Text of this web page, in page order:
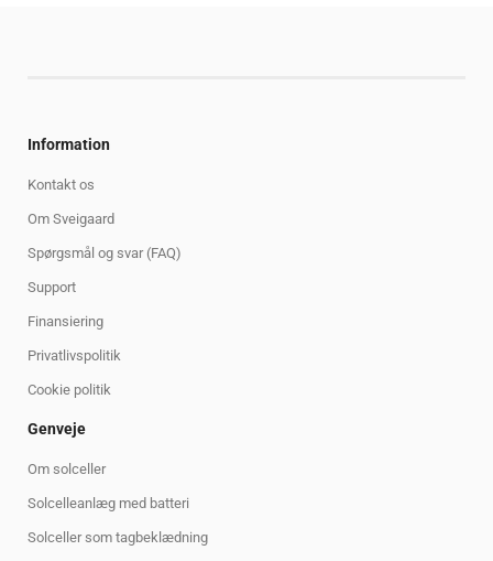
Information
Kontakt os
Om Sveigaard
Spørgsmål og svar (FAQ)
Support
Finansiering
Privatlivspolitik
Cookie politik
Genveje
Om solceller
Solcelleanlæg med batteri
Solceller som tagbeklædning